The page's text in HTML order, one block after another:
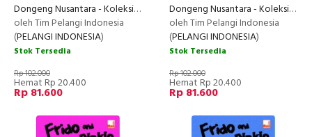
Dongeng Nusantara - Koleksi 5
oleh Tim Pelangi Indonesia
(PELANGI INDONESIA)
Stok Tersedia
Rp 102.000
Hemat Rp 20.400
Rp 81.600
Dongeng Nusantara - Koleksi 3
oleh Tim Pelangi Indonesia
(PELANGI INDONESIA)
Stok Tersedia
Rp 102.000
Hemat Rp 20.400
Rp 81.600